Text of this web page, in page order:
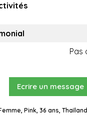
Pas
Ecrire un message
Pink, 36 ans,